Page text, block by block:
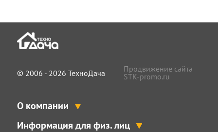
© 2006 - 2026 ТехноДача
Продвижение сайта
STK-promo.ru
О компании
Информация для физ. лиц